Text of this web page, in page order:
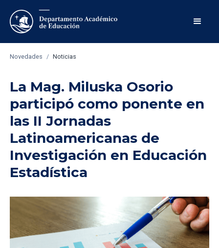
Novedades / Noticias
La Mag. Miluska Osorio
participó como ponente en
las II Jornadas
Latinoamericanas de
Investigación en Educación
Estadística